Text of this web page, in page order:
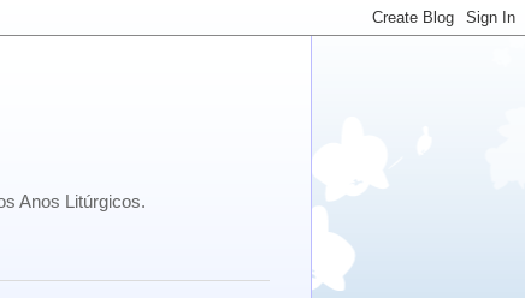
Anos Litúrgicos.